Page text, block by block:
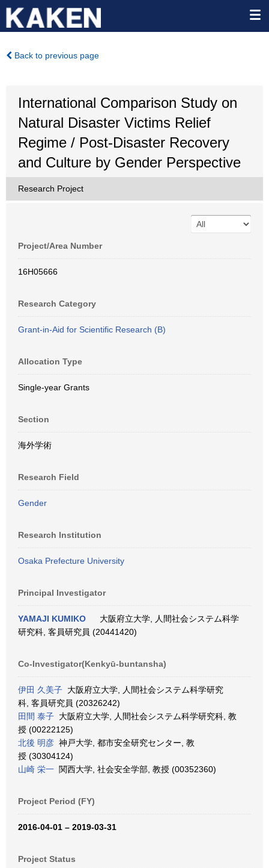
Back to previous page
International Comparison Study on
Natural Disaster Victims Relief
Regime / Post-Disaster Recovery
and Culture by Gender Perspective
Research Project
Project/Area Number
16H05666
Research Category
Grant-in-Aid for Scientific Research (B)
Allocation Type
Single-year Grants
Section
海外学術
Research Field
Gender
Research Institution
Osaka Prefecture University
Principal Investigator
YAMAJI KUMIKO
大阪府立大学, 人間社会システム科学
研究科, 客員研究員 (20441420)
Co-Investigator(Kenkyū-buntansha)
伊田 久美子 大阪府立大学, 人間社会システム科学研究
科, 客員研究員 (20326242)
田間 泰子 大阪府立大学, 人間社会システム科学研究科, 教
授 (00222125)
北後 明彦 神戸大学, 都市安全研究センター, 教
授 (30304124)
山崎 栄一 関西大学, 社会安全学部, 教授 (00352360)
Project Period (FY)
2016-04-01 – 2019-03-31
Project Status